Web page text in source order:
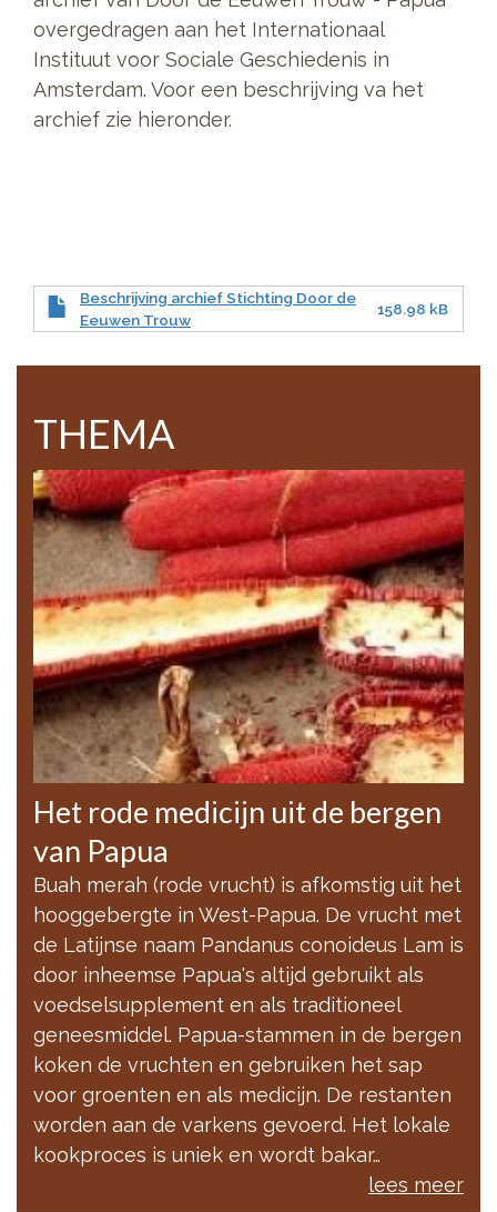
overgedragen aan het Internationaal
Instituut voor Sociale Geschiedenis in
Amsterdam. Voor een beschrijving va het
archief zie hieronder.
Beschrijving archief Stichting Door de
Eeuwen Trouw
158.98 kB
THEMA
Het rode medicijn uit de bergen
van Papua
Buah merah (rode vrucht) is afkomstig uit het
hooggebergte in West-Papua. De vrucht met
de Latijnse naam Pandanus conoideus Lam is
door inheemse Papua's altijd gebruikt als
voedselsupplement en als traditioneel
geneesmiddel. Papua-stammen in de bergen
koken de vruchten en gebruiken het sap
voor groenten en als medicijn. De restanten
worden aan de varkens gevoerd. Het lokale
kookproces is uniek en wordt bakar…
lees meer